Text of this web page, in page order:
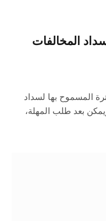
المخالفات
المسموح بها لسداد
بعد طلب المهلة،